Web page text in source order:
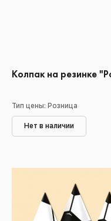
Колпак на резинке
Тип цены: Розница
Нет в наличии